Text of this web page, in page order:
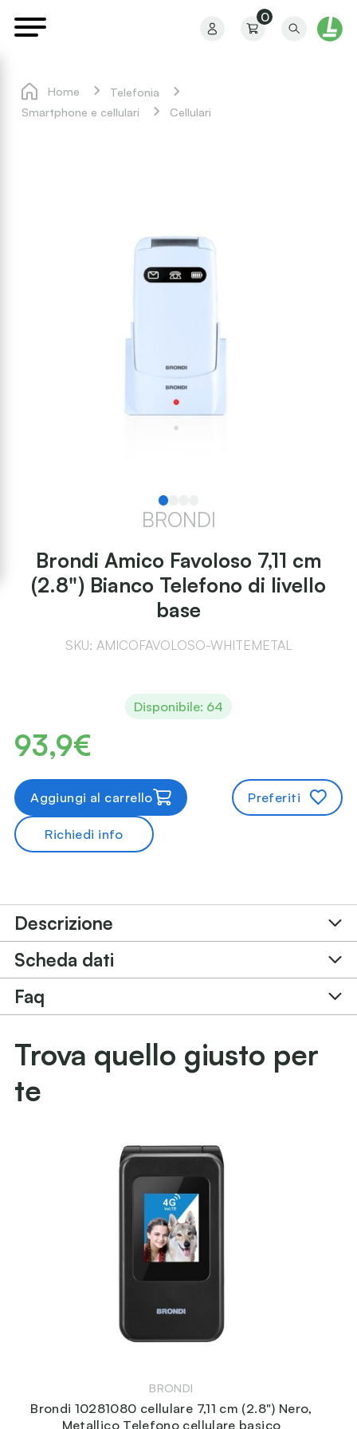
I miei preferiti
0
Home
Telefonia
Smartphone e cellulari
Cellulari
BRONDI
Brondi Amico Favoloso 7,11 cm
(2.8") Bianco Telefono di livello
base
SKU: AMICOFAVOLOSO-WHITEMETAL
Disponibile: 64
93,9€
Aggiungi al carrello Preferiti
Richiedi info
Descrizione
Trova quello giusto per
te
BRONDI
Brondi 10281080 cellulare 7,11 cm (2.8") Nero,
Metallico Telefono cellulare basico
Scheda dati
Faq